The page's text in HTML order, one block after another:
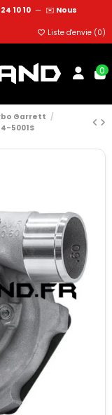
10 10 — ✉️ Nous
Liste d'envie (0)
0
Garrett
5001S